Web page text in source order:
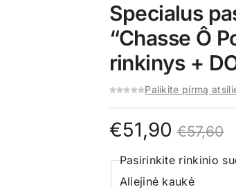
Specialus
“Chasse Ô
rinkinys +
Palikite pirmą
€57,60
Original
price
was:
€51,90
Current
price
is:
Pasirinkite rinkinio
Aliejinė kaukė